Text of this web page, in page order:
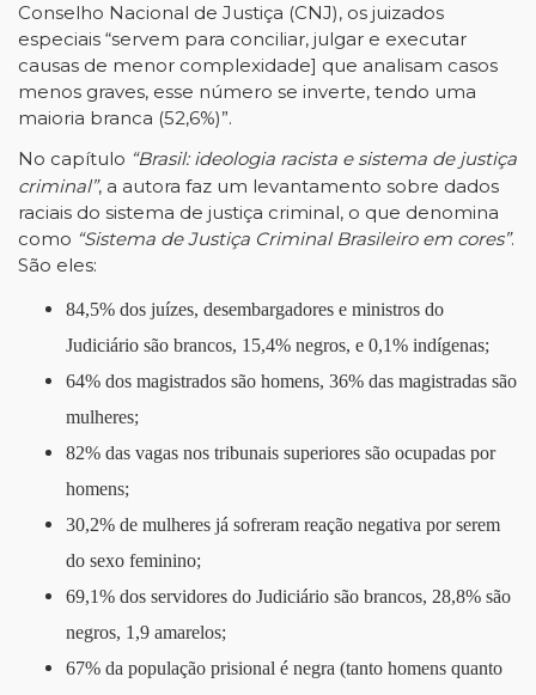
Conselho Nacional de Justiça (CNJ), os juizados
especiais “servem para conciliar, julgar e executar
causas de menor complexidade] que analisam casos
menos graves, esse número se inverte, tendo uma
maioria branca (52,6%)”.
No capítulo “Brasil: ideologia racista e sistema de justiça
criminal”, a autora faz um levantamento sobre dados
raciais do sistema de justiça criminal, o que denomina
como “Sistema de Justiça Criminal Brasileiro em cores”.
São eles:
84,5% dos juízes, desembargadores e ministros do
Judiciário são brancos, 15,4% negros, e 0,1% indígenas;
64% dos magistrados são homens, 36% das magistradas são
mulheres;
82% das vagas nos tribunais superiores são ocupadas por
homens;
30,2% de mulheres já sofreram reação negativa por serem
do sexo feminino;
69,1% dos servidores do Judiciário são brancos, 28,8% são
negros, 1,9 amarelos;
67% da população prisional é negra (tanto homens quanto